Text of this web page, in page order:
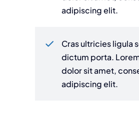
adipiscing elit.
Cras ultricies ligula
dictum porta.
dolor sit amet,
adipiscing elit.